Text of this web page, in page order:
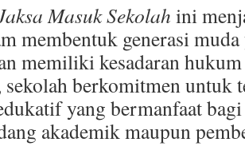
Masuk Sekolah ini
membentuk generasi
memiliki kesadaran
sekolah berkomitmen untuk
yang bermanfaat
akademik maupun